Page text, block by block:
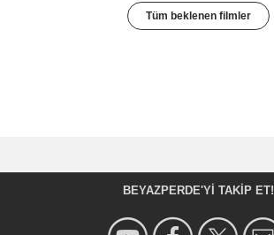
Tüm beklenen filmler
BEYAZPERDE'YI TAKIP ET!